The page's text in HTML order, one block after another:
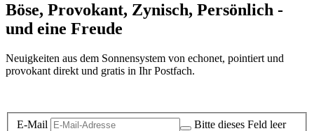
Böse, Provokant, Zynisch, Persönlich -
und eine Freude
Neuigkeiten aus dem Sonnensystem von echonet, pointiert und
provokant direkt und gratis in Ihr Postfach.
E-Mail
Bitte dieses Feld leer